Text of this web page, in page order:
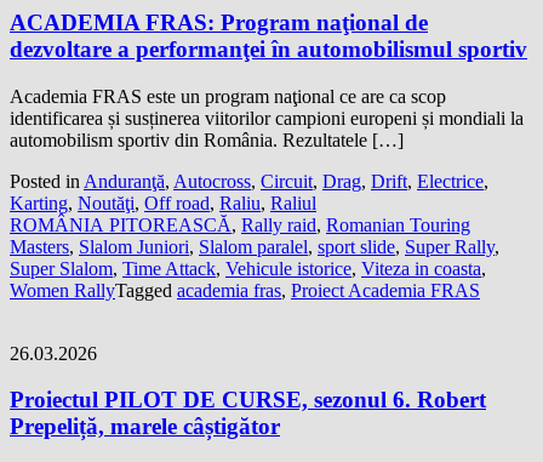
ACADEMIA FRAS: Program naţional de
dezvoltare a performanţei în automobilismul sportiv
Academia FRAS este un program naţional ce are ca scop
identificarea și susținerea viitorilor campioni europeni și mondiali la
automobilism sportiv din România. Rezultatele […]
Posted in Anduranţă, Autocross, Circuit, Drag, Drift, Electrice,
Karting, Noutăţi, Off road, Raliu, Raliul
ROMÂNIA PITOREASCĂ, Rally raid, Romanian Touring
Masters, Slalom Juniori, Slalom paralel, sport slide, Super Rally,
Super Slalom, Time Attack, Vehicule istorice, Viteza in coasta,
Women RallyTagged academia fras, Proiect Academia FRAS
26.03.2026
Proiectul PILOT DE CURSE, sezonul 6. Robert
Prepeliță, marele câștigător